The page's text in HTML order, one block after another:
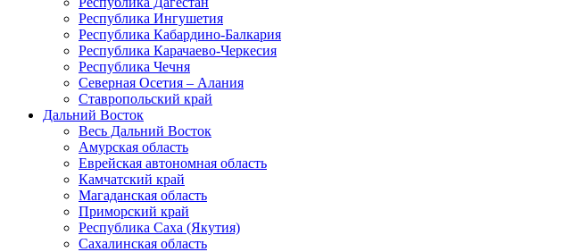
Республика Ингушетия
Республика Кабардино-Балкария
Республика Карачаево-Черкесия
Республика Чечня
Северная Осетия – Алания
Ставропольский край
Дальний Восток
Весь Дальний Восток
Амурская область
Еврейская автономная область
Камчатский край
Магаданская область
Приморский край
Республика Саха (Якутия)
Сахалинская область